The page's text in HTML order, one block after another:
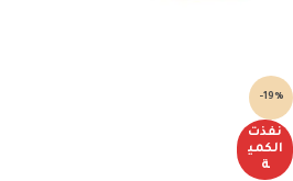
-19%
نفذت
الكمي
ة